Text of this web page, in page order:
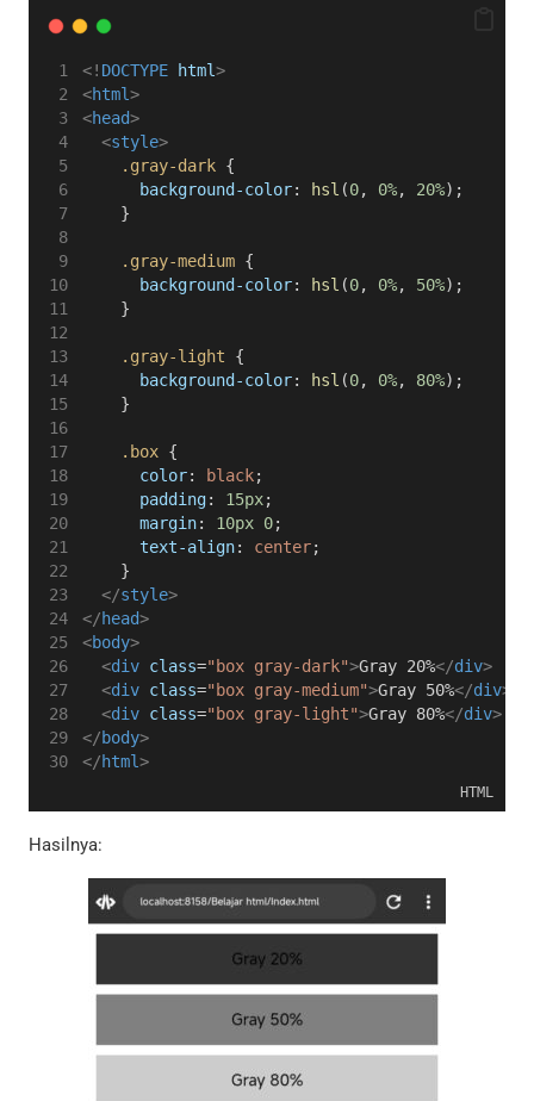
<! DOCTYPE html>
<html>
<head>
<style>
.gray-dark {
background-color: hsl (0, 0%, 20%);
    }
.gray-medium {
background-color: hsl (0, 0%, 50%);
    }
.gray-light {
background-color: hsl (0, 0%, 80%);
    }
.box {
color: black;
padding: 15px;
margin: 10px 0;
text-align: center;
    }
</style>
</head>
<body>
<div class="box gray-dark">Gray 20%</div>
<div class="box gray-medium">Gray 50%</div>
<div class="box gray-light">Gray 80%</div>
</body>
</html>
HTML
Hasilnya: